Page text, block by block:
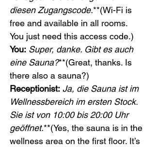
diesen Zugangscode.**(Wi-Fi is
free and available in all rooms.
You just need this access code.)
You: Super, danke. Gibt es auch
eine Sauna?**(Great, thanks. Is
there also a sauna?)
Receptionist: Ja, die Sauna ist im
Wellnessbereich im ersten Stock.
Sie ist von 10:00 bis 20:00 Uhr
geöffnet.**(Yes, the sauna is in the
wellness area on the first floor. It’s